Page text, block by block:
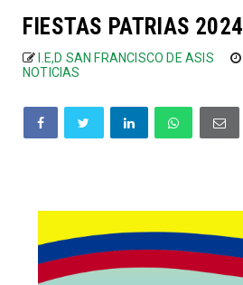
FIESTAS PATRIAS 2024
I.E,D SAN FRANCISCO DE ASIS
NOTICIAS